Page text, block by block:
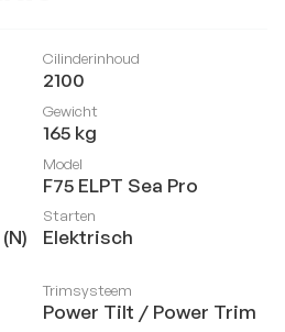
Cilinderinhoud
2100
Gewicht
165 kg
Model
F75 ELPT Sea Pro
Starten
Elektrisch
Trimsysteem
Power Tilt / Power Trim